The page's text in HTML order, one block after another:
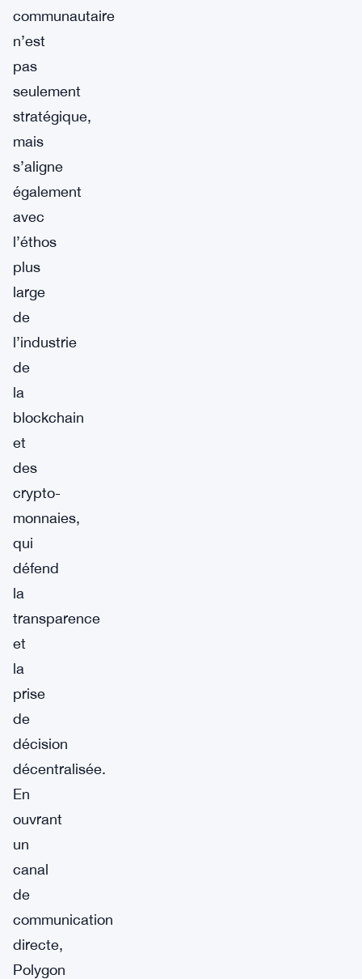
communautaire
n’est
pas
seulement
stratégique,
mais
s’aligne
également
avec
l’éthos
plus
large
de
l’industrie
de
la
blockchain
et
des
crypto-
monnaies,
qui
défend
la
transparence
et
la
prise
de
décision
décentralisée.
En
ouvrant
un
canal
de
communication
directe,
Polygon